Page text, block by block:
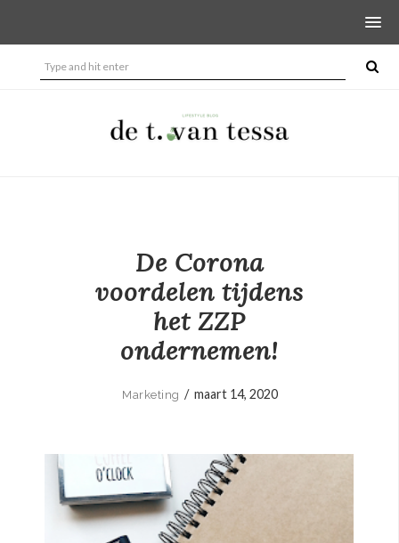
De Corona
voordelen tijdens
het ZZP
ondernemen!
Marketing /maart 14, 2020